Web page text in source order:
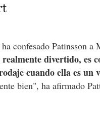
confesado Patinsson a
realmente divertido, es
cuando ella es un
bien", ha afirmado